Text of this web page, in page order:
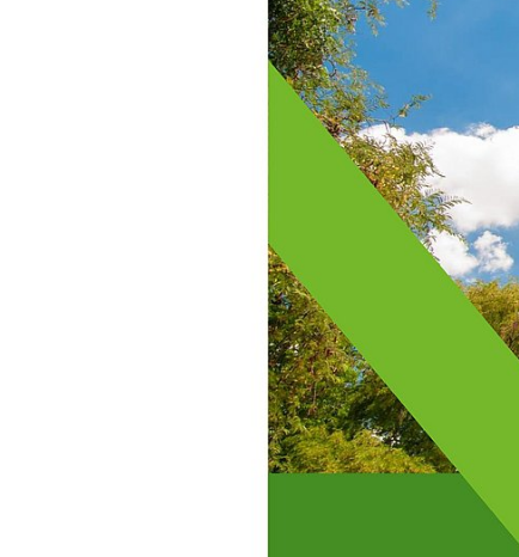
Mit dem Ziel, ihre
Konzept der Klimaneutralität
Implikationen hat er?
gesetzlich geschützten
ein, die häufig verwendet
Kompensation von
beim Aufbau fundierter
In die Publikation sind
Kompensation in der
Wissenschaft und
Den Überblick hat die